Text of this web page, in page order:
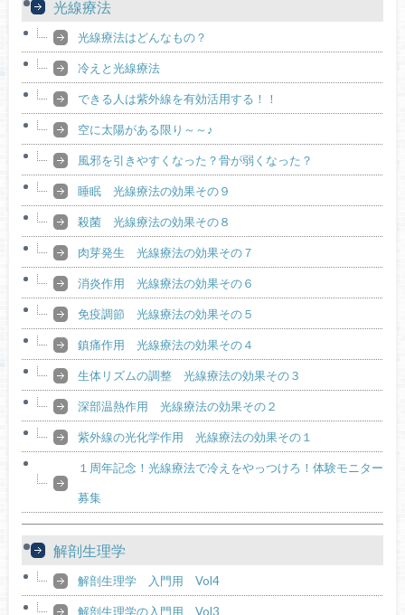
光線療法
光線療法はどんなもの？
冷えと光線療法
できる人は紫外線を有効活用する！！
空に太陽がある限り～～♪
風邪を引きやすくなった？骨が弱くなった？
睡眠 光線療法の効果その９
殺菌 光線療法の効果その８
肉芽発生 光線療法の効果その７
消炎作用 光線療法の効果その６
免疫調節 光線療法の効果その５
鎮痛作用 光線療法の効果その４
生体リズムの調整 光線療法の効果その３
深部温熱作用 光線療法の効果その２
紫外線の光化学作用 光線療法の効果その１
１周年記念！光線療法で冷えをやっつけろ！体験モニター
募集
解剖生理学
解剖生理学 入門用 Vol4
解剖生理学の入門用 Vol3